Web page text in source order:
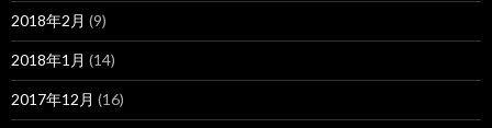
2018年2月 (9)
2018年1月 (14)
2017年12月 (16)